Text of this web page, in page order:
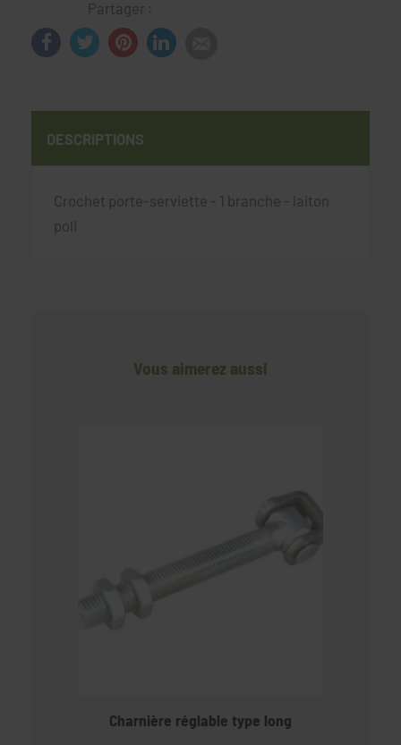
Partager :
DESCRIPTIONS
Crochet porte-serviette - 1 branche - laiton
poli
Vous aimerez aussi
Charnière réglable type long